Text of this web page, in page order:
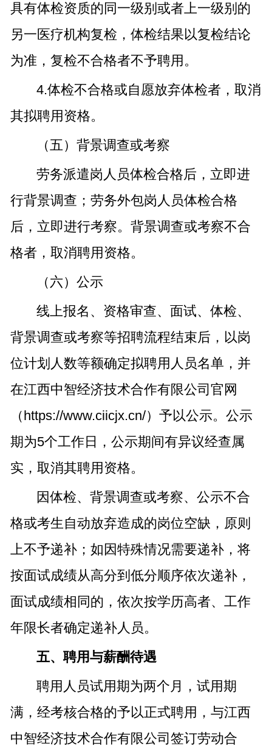
具有体检资质的同一级别或者上一级别的
另一医疗机构复检，体检结果以复检结论
为准，复检不合格者不予聘用。
4.体检不合格或自愿放弃体检者，取消
其拟聘用资格。
（五）背景调查或考察
劳务派遣岗人员体检合格后，立即进
行背景调查；劳务外包岗人员体检合格
后，立即进行考察。背景调查或考察不合
格者，取消聘用资格。
（六）公示
线上报名、资格审查、面试、体检、
背景调查或考察等招聘流程结束后，以岗
位计划人数等额确定拟聘用人员名单，并
在江西中智经济技术合作有限公司官网
（https://www.ciicjx.cn/）予以公示。公示
期为5个工作日，公示期间有异议经查属
实，取消其聘用资格。
因体检、背景调查或考察、公示不合
格或考生自动放弃造成的岗位空缺，原则
上不予递补；如因特殊情况需要递补，将
按面试成绩从高分到低分顺序依次递补，
面试成绩相同的，依次按学历高者、工作
年限长者确定递补人员。
五、聘用与薪酬待遇
聘用人员试用期为两个月，试用期
满，经考核合格的予以正式聘用，与江西
中智经济技术合作有限公司签订劳动合